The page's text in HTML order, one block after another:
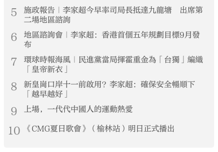
5
施政報告｜李家超今早率司局長抵達九龍塘 出席第
二場地區諮詢
6
地區諮詢會｜李家超：香港首個五年規劃目標9月發
布
7
環球時報海風｜民進黨當局揮霍重金為「台獨」編織
「皇帝新衣」
8
新皇崗口岸十一前啟用？李家超：確保安全暢順下
「越早越好」
9 上場，一代代中國人的運動熱愛
10 《CMG夏日歌會》（榆林站）明日正式播出